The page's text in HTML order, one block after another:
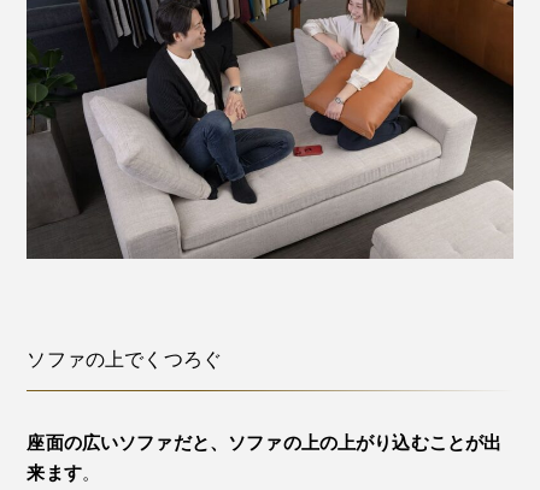
ソファの上でくつろぐ
座面の広いソファだと、ソファの上の上がり込むことが出
来ます。